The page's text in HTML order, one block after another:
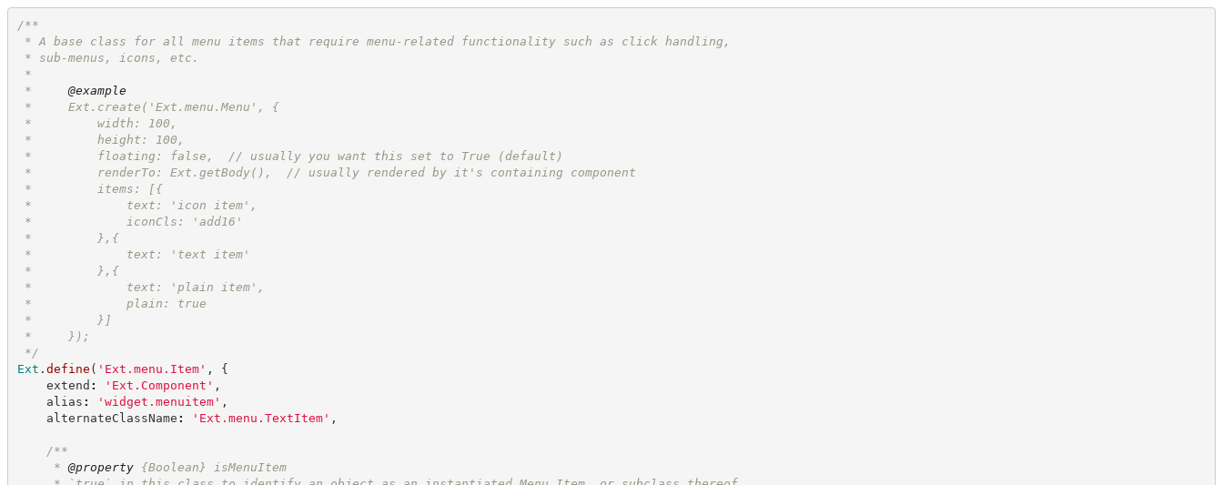
/**
* A base class for all menu items that require menu-related functionality such as click handling,
* sub-menus, icons, etc.
*
* @example
*     Ext.create('Ext.menu.Menu', {
*         width: 100,
*         height: 100,
*         floating: false,  // usually you want this set to True (default)
*         renderTo: Ext.getBody(),  // usually rendered by it's containing component
*         items: [{
*             text: 'icon item',
*             iconCls: 'add16'
*         },{
*             text: 'text item'
*         },{
*             text: 'plain item',
*             plain: true
*         }]
*     });
*/
Ext . define ( ' Ext.menu.Item' ,
{
extend : ' Ext.Component ' ,
alias : ' widget.menuitem' ,
alternateClassName : ' Ext.menu.TextItem' ,
/**
* @property {Boolean}
isMenuItem